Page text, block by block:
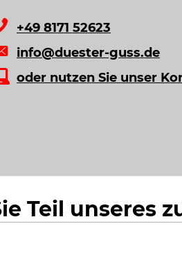
+49 8171 52623
info@duester-guss.de
oder nutzen Sie unser
Teil unseres